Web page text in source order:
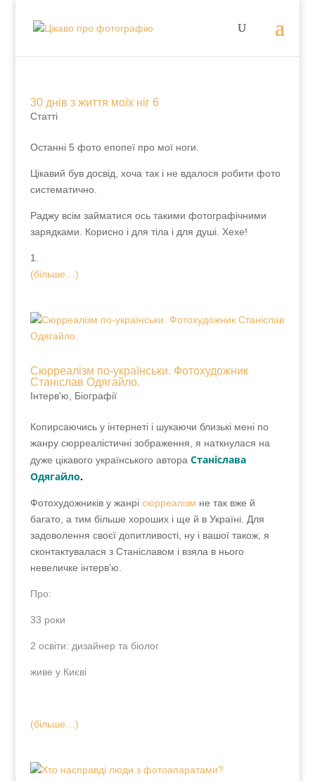
30 днів з життя моїх ніг 6
Статті
Останні 5 фото епопеї про мої ноги.
Цікавий був досвід, хоча так і не вдалося робити
фото систематично.
Раджу всім займатися ось такими фотографічними
зарядками. Корисно і для тіла і для душі. Хехе!
1.
(більше…)
Сюрреалізм по-українськи. Фотохудожник
Станіслав Одягайло.
Інтерв'ю, Біографії
Копирсаючись у інтернеті і шукаючи близькі мені
по жанру сюрреалістичні зображення, я
наткнулася на дуже цікавого українського автора
Станіслава Одягайло
Фотохудожників у жанрісюрреалізм не так вже й
багато, а тим більше хороших і ще й в Україні. Для
задоволення своєї допитливості, ну і вашої також, я
сконтактувалася з Станіславом і взяла в нього
невеличке інтерв’ю.
Про:
33 роки
2 освіти: дизайнер та біолог
живе у Києві
(більше…)